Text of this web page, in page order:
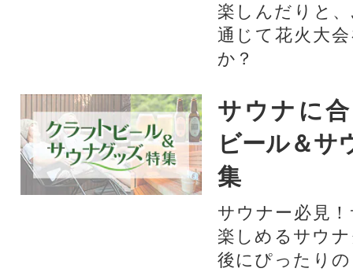
楽しんだりと
通じて花火大
か？​
サウナに
ビール＆サ
集
サウナー必見
楽しめるサウ
後にぴったり